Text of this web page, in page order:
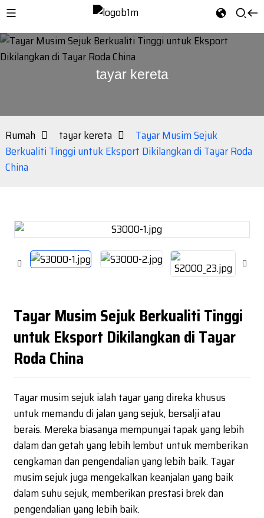
tayar kereta
Rumah tayar kereta
Tayar Musim Sejuk
Berkualiti Tinggi untuk Eksport Dikilangkan di Tayar Roda
China
Tayar Musim Sejuk Berkualiti Tinggi
untuk Eksport Dikilangkan di Tayar
Roda China
Tayar musim sejuk ialah tayar yang direka khusus
untuk memandu di jalan yang sejuk, bersalji atau
berais. Mereka biasanya mempunyai tapak yang lebih
dalam dan getah yang lebih lembut untuk memberikan
cengkaman dan pengendalian yang lebih baik. Tayar
musim sejuk juga mengekalkan keanjalan yang baik
dalam suhu sejuk, memberikan prestasi brek dan
pengendalian yang lebih baik.